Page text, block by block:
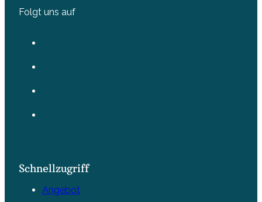
Folgt uns auf
Schnellzugriff
Angebot